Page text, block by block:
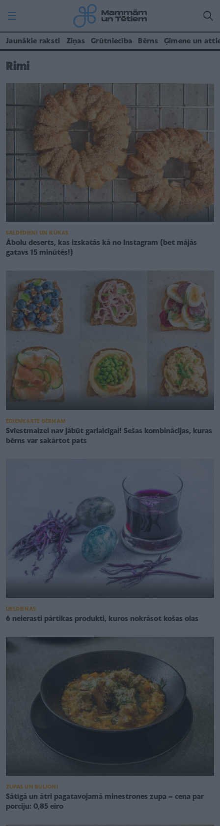
Jaunākie raksti Ziņas Grūtniecība Bērns Ģimene un
Rimi
SALDĒDIENI UN KŪKAS
Ābolu deserts, kas izskatās kā no Instagram (bet mājās
gatavs 15 minūtēs!)
ĒDIENKARTE BĒRNAM
Sviestmaizei nav jābūt garlaicīgai! Sešas kombinācijas, kuras
bērns var sakārtot pats
LIELDIENAS
6 neierasti pārtikas produkti, kuros nokrāsot košas olas
ZUPAS UN BULJONI
Sātīgā un ātri pagatavojamā minestrones zupa – cena par
porciju: 0,85 eiro